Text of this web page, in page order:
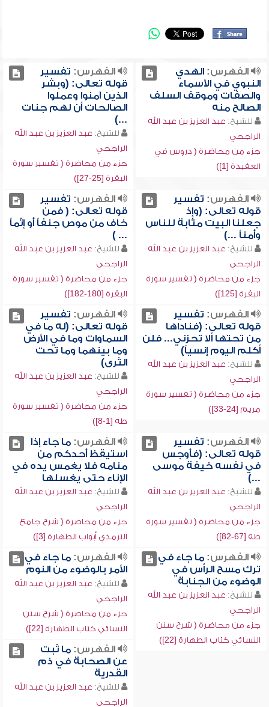
الفهرس:الهدي
النبوي في الأسماء
والصفات وموقف السلف
الصالح منه
للشيخ: عبد العزيز بن عبد الله
الراجحي
جزء من محاضرة ( دروس في
العقيدة [1])
الفهرس: تفسير
قوله تعالى: (وبشر
الذين آمنوا وعملوا
الصالحات أن لهم جنات
...)
للشيخ: عبد العزيز بن عبد الله
الراجحي
جزء من محاضرة ( تفسير سورة
البقرة [25-27])
الفهرس: تفسير
قوله تعالى: (وإذ
جعلنا البيت مثابة للناس
وأمناً ...)
للشيخ: عبد العزيز بن عبد الله
الراجحي
جزء من محاضرة ( تفسير سورة
البقرة [125])
الفهرس: تفسير
قوله تعالى: ( فمن
خاف من موص جنفاً أو إثماً
... )
للشيخ: عبد العزيز بن عبد الله
الراجحي
جزء من محاضرة ( تفسير سورة
البقرة [180-182])
الفهرس: تفسير
قوله تعالى: (فناداها
من تحتها ألا تحزني... فلن
أكلم اليوم إنسياً)
للشيخ: عبد العزيز بن عبد الله
الراجحي
جزء من محاضرة ( تفسير سورة
مريم [24-33])
الفهرس: تفسير
قوله تعالى: (له ما في
السماوات وما في الأرض
وما بينهما وما تحت
الثرى)
للشيخ: عبد العزيز بن عبد الله
الراجحي
جزء من محاضرة ( تفسير سورة
طه [1-8])
الفهرس: تفسير
قوله تعالى: (فأوجس
في نفسه خيفة موسى
...)
للشيخ: عبد العزيز بن عبد الله
الراجحي
جزء من محاضرة ( تفسير سورة
طه [67-82])
الفهرس:ما جاء إذا
استيقظ أحدكم من
منامه فلا يغمس يده في
الإناء حتى يغسلها
للشيخ: عبد العزيز بن عبد الله
الراجحي
جزء من محاضرة ( شرح جامع
الترمذي أبواب الطهارة [3])
الفهرس:ما جاء في
ترك مسح الرأس في
الوضوء من الجنابة
للشيخ: عبد العزيز بن عبد الله
الراجحي
جزء من محاضرة ( شرح سنن
النسائي كتاب الطهارة [22])
الفهرس:ما جاء في
الأمر بالوضوء من النوم
للشيخ: عبد العزيز بن عبد الله
الراجحي
جزء من محاضرة ( شرح سنن
النسائي كتاب الطهارة [22])
الفهرس:ما ثبت
عن الصحابة في ذم
القدرية
للشيخ: عبد العزيز بن عبد الله
الراجحي